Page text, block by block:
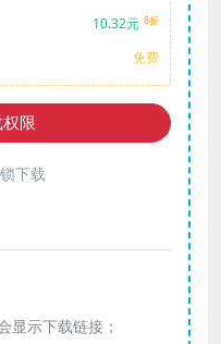
10.32元 8折
免费
限
下载
显示下载链接；